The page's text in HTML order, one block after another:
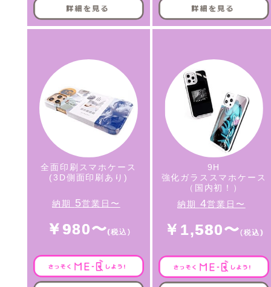
全面印刷スマホケース
(3D側面印刷あり)
納期 5営業日〜
￥980〜
9H
強化ガラススマホケース
（国内初！）
納期 4営業日〜
￥1,580〜